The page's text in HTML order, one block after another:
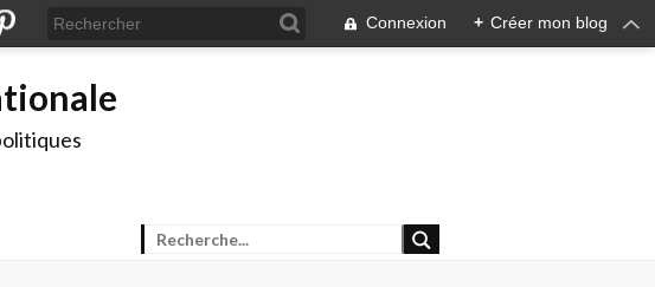
Connexion + Créer mon blog